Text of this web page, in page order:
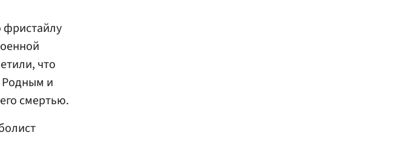
фристайлу
что
Родным и
смертью.